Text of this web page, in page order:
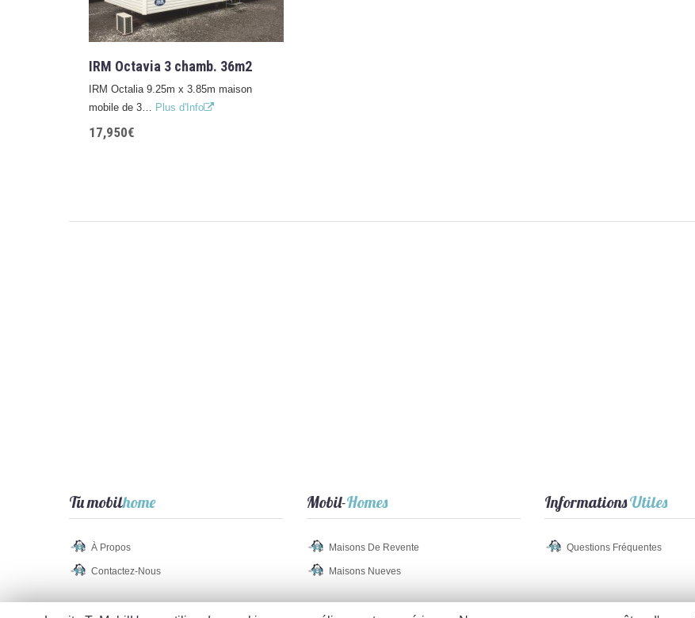
IRM Octavia 3 chamb. 36m2
IRM Octalia 9.25m x 3.85m maison
mobile de 3… Plus d'Info
17,950€
Tu mobilhome
À Propos
Contactez-Nous
Mobil-Homes
Maisons De Revente
Maisons Nueves
InformationsUtiles
Questions Fréquentes